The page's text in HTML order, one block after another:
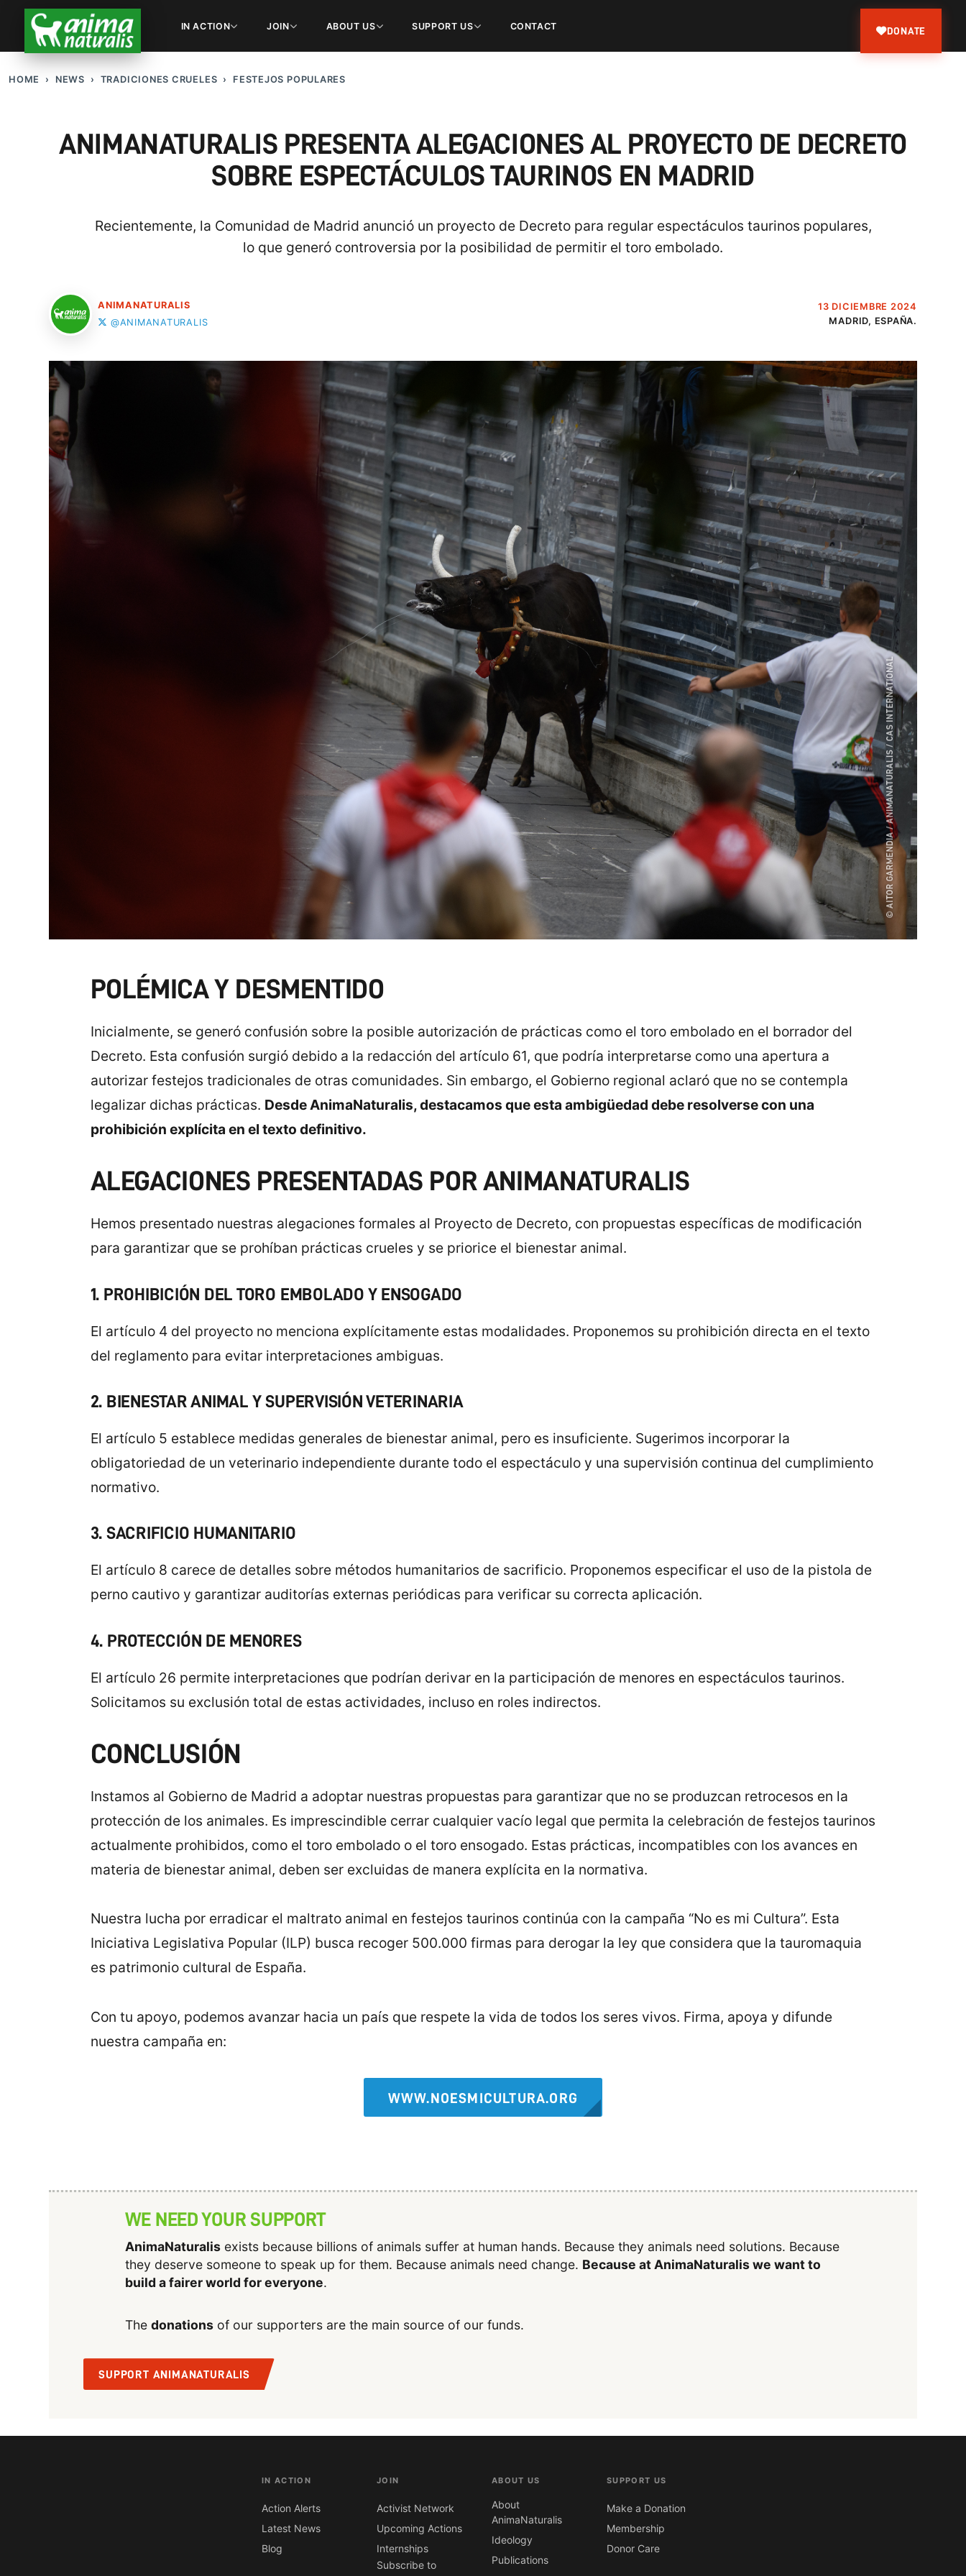
IN ACTION JOIN ABOUT US SUPPORT US CONTACT DONATE
HOME NEWS TRADICIONES CRUELES FESTEJOS POPULARES
ANIMANATURALIS PRESENTA ALEGACIONES AL PROYECTO DE DECRETO
SOBRE ESPECTÁCULOS TAURINOS EN MADRID
Recientemente, la Comunidad de Madrid anunció un proyecto de Decreto para regular espectáculos taurinos populares,
lo que generó controversia por la posibilidad de permitir el toro embolado.
ANIMANATURALIS
@ANIMANATURALIS
13 DICIEMBRE 2024
MADRID, ESPAÑA.
POLÉMICA Y DESMENTIDO
Inicialmente, se generó confusión sobre la posible autorización de prácticas como el toro embolado en el borrador del
Decreto. Esta confusión surgió debido a la redacción del artículo 61, que podría interpretarse como una apertura a
autorizar festejos tradicionales de otras comunidades. Sin embargo, el Gobierno regional aclaró que no se contempla
legalizar dichas prácticas. Desde AnimaNaturalis, destacamos que esta ambigüedad debe resolverse con una
prohibición explícita en el texto definitivo.
ALEGACIONES PRESENTADAS POR ANIMANATURALIS
Hemos presentado nuestras alegaciones formales al Proyecto de Decreto, con propuestas específicas de modificación
para garantizar que se prohíban prácticas crueles y se priorice el bienestar animal.
1. PROHIBICIÓN DEL TORO EMBOLADO Y ENSOGADO
El artículo 4 del proyecto no menciona explícitamente estas modalidades. Proponemos su prohibición directa en el texto
del reglamento para evitar interpretaciones ambiguas.
2. BIENESTAR ANIMAL Y SUPERVISIÓN VETERINARIA
El artículo 5 establece medidas generales de bienestar animal, pero es insuficiente. Sugerimos incorporar la
obligatoriedad de un veterinario independiente durante todo el espectáculo y una supervisión continua del cumplimiento
normativo.
3. SACRIFICIO HUMANITARIO
El artículo 8 carece de detalles sobre métodos humanitarios de sacrificio. Proponemos especificar el uso de la pistola de
perno cautivo y garantizar auditorías externas periódicas para verificar su correcta aplicación.
4. PROTECCIÓN DE MENORES
El artículo 26 permite interpretaciones que podrían derivar en la participación de menores en espectáculos taurinos.
Solicitamos su exclusión total de estas actividades, incluso en roles indirectos.
CONCLUSIÓN
Instamos al Gobierno de Madrid a adoptar nuestras propuestas para garantizar que no se produzcan retrocesos en la
protección de los animales. Es imprescindible cerrar cualquier vacío legal que permita la celebración de festejos taurinos
actualmente prohibidos, como el toro embolado o el toro ensogado. Estas prácticas, incompatibles con los avances en
materia de bienestar animal, deben ser excluidas de manera explícita en la normativa.
Nuestra lucha por erradicar el maltrato animal en festejos taurinos continúa con la campaña “No es mi Cultura”. Esta
Iniciativa Legislativa Popular (ILP) busca recoger 500.000 firmas para derogar la ley que considera que la tauromaquia
es patrimonio cultural de España.
Con tu apoyo, podemos avanzar hacia un país que respete la vida de todos los seres vivos. Firma, apoya y difunde
nuestra campaña en:
WWW.NOESMICULTURA.ORG
WE NEED YOUR SUPPORT
AnimaNaturalisexists because billions of animals suffer at human hands. Because they animals need solutions. Because
they deserve someone to speak up for them. Because animals need change. Because at AnimaNaturalis we want to
build a fairer world for everyone.
The donationsof our supporters are the main source of our funds.
SUPPORT ANIMANATURALIS
IN ACTION
Action Alerts
Latest News
Blog
JOIN
Activist Network
Upcoming Actions
Internships
Subscribe to
ABOUT US
About
AnimaNaturalis
Ideology
Publications
SUPPORT US
Make a Donation
Membership
Donor Care